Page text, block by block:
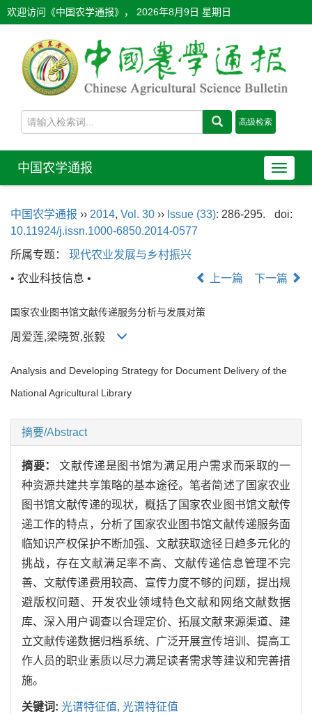
欢迎访问《中国农学通报》， 2026年8月9日 星期日
导
航
换
中国农学通报
中国农学通报 ›› 2014, Vol. 30 ›› Issue (33): 286-295.
doi:
10.11924/j.issn.1000-6850.2014-0577
所属专题： 现代农业发展与乡村振兴
• 农业科技信息 •
上一篇 下一篇
国家农业图书馆文献传递服务分析与发展对策
周爱莲,梁晓贺,张毅
Analysis and Developing Strategy for Document Delivery of the
National Agricultural Library
摘要/Abstract
摘要：文献传递是图书馆为满足用户需求而采取的一
种资源共建共享策略的基本途径。笔者简述了国家农业
图书馆文献传递的现状，概括了国家农业图书馆文献传
递工作的特点，分析了国家农业图书馆文献传递服务面
临知识产权保护不断加强、文献获取途径日趋多元化的
挑战，存在文献满足率不高、文献传递信息管理不完
善、文献传递费用较高、宣传力度不够的问题，提出规
避版权问题、开发农业领域特色文献和网络文献数据
库、深入用户调查以合理定价、拓展文献来源渠道、建
立文献传递数据归档系统、广泛开展宣传培训、提高工
作人员的职业素质以尽力满足读者需求等建议和完善措
施。
关键词: 光谱特征值, 光谱特征值